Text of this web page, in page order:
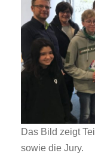
Das Bild zeigt
sowie die Jury.